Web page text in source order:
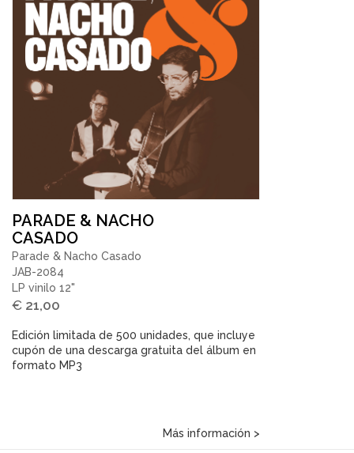
PARADE & NACHO
CASADO
Parade & Nacho Casado
JAB-2084
LP vinilo 12"
€ 21,00
Edición limitada de 500 unidades, que incluye
cupón de una descarga gratuita del álbum en
formato MP3
Más información >